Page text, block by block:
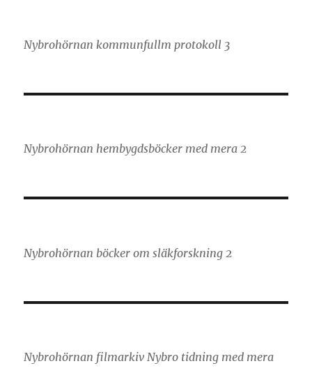
Nybrohörnan kommunfullm protokoll 3
Nybrohörnan hembygdsböcker med mera 2
Nybrohörnan böcker om släkforskning 2
Nybrohörnan filmarkiv Nybro tidning med mera